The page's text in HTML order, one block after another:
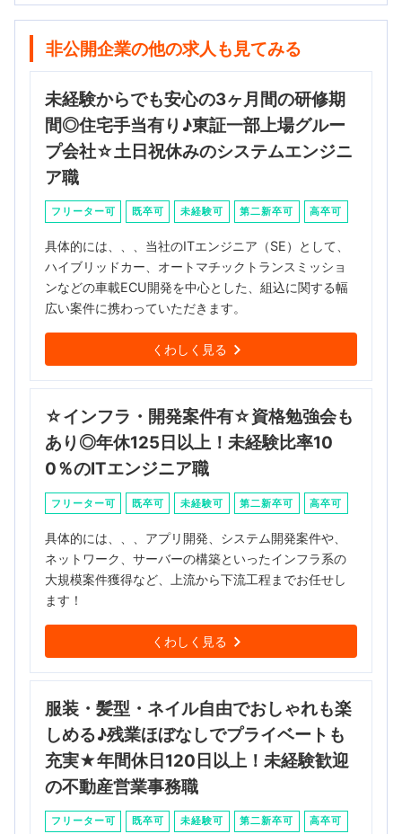
非公開企業の他の求人も見てみる
未経験からでも安心の3ヶ月間の研修期
間◎住宅手当有り♪東証一部上場グルー
プ会社☆土日祝休みのシステムエンジニ
ア職
フリーター可 既卒可 未経験可 第二新卒可 高卒可
具体的には、、、当社のITエンジニア（SE）として、
ハイブリッドカー、オートマチックトランスミッショ
ンなどの車載ECU開発を中心とした、組込に関する幅
広い案件に携わっていただきます。
くわしく見る
☆インフラ・開発案件有☆資格勉強会も
あり◎年休125日以上！未経験比率10
0％のITエンジニア職
フリーター可 既卒可 未経験可 第二新卒可 高卒可
具体的には、、、アプリ開発、システム開発案件や、
ネットワーク、サーバーの構築といったインフラ系の
大規模案件獲得など、上流から下流工程までお任せし
ます！
くわしく見る
服装・髪型・ネイル自由でおしゃれも楽
しめる♪残業ほぼなしでプライベートも
充実★年間休日120日以上！未経験歓迎
の不動産営業事務職
フリーター可 既卒可 未経験可 第二新卒可 高卒可